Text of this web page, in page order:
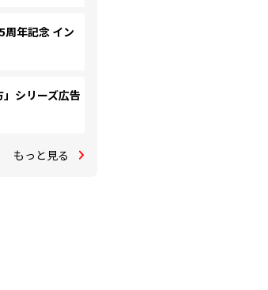
周年記念 イン
」シリーズ広告
もっと見る